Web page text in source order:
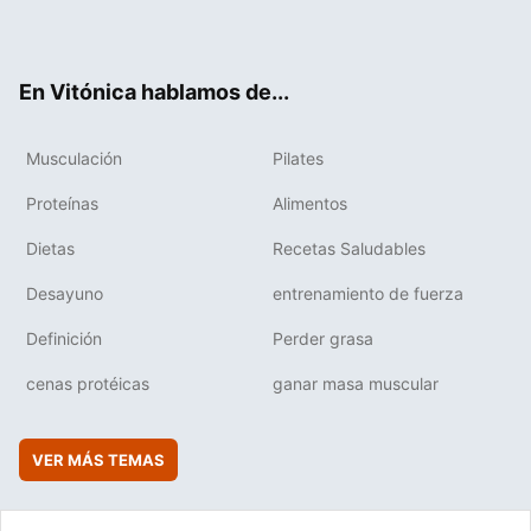
En Vitónica hablamos de...
Musculación Pilates
Proteínas Alimentos
Dietas Recetas Saludables
Desayuno entrenamiento de fuerza
Definición Perder grasa
cenas protéicas ganar masa muscular
VER MÁS TEMAS